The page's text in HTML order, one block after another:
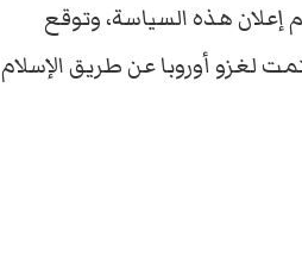
إعلان هذه السياسة، وتوقع
لغزو أوروبا عن طريق الإسلام